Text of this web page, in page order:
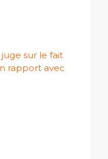
sur le fait
rapport avec